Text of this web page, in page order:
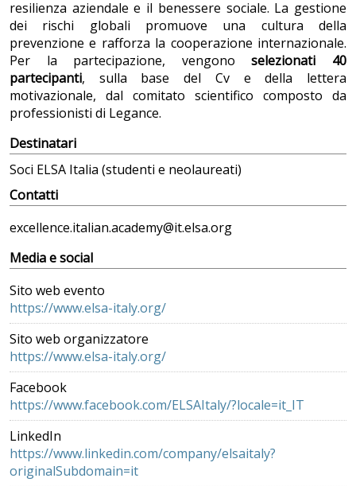
resilienza aziendale e il benessere sociale. La gestione
dei rischi globali promuove una cultura della
prevenzione e rafforza la cooperazione internazionale.
Per la partecipazione, vengonoselezionati 40
partecipanti, sulla base del Cv e della lettera
motivazionale, dal comitato scientifico composto da
professionisti di Legance.
Destinatari
Soci ELSA Italia (studenti e neolaureati)
Contatti
excellence.italian.academy@it.elsa.org
Media e social
Sito web evento
https://www.elsa-italy.org/
Sito web organizzatore
https://www.elsa-italy.org/
Facebook
https://www.facebook.com/ELSAItaly/?locale=it_IT
LinkedIn
https://www.linkedin.com/company/elsaitaly?
originalSubdomain=it